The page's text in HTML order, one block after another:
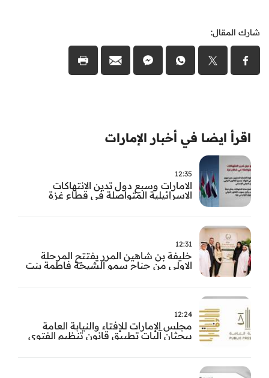
شارك المقال:
اقرأ ايضا في أخبار الإمارات
12:35
الامارات وسبع دول تدين الانتهاكات
الاسرائيلية المتواصلة في قطاع غزة
12:31
خليفة بن شاهين المرر يفتتح المرحلة
الاولى من جناح سمو الشيخة فاطمة بنت
مستشفى المقاصد
12:24
مجلس الإمارات للإفتاء والنيابة العامة
يبحثان آليات تطبيق قانون تنظيم الفتوى